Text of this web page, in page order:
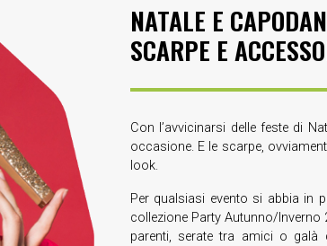
NATALE E
SCARPE E
Con l’avvicinarsi delle feste di
occasione. E le scarpe,
look.
Per qualsiasi evento si abbia in
collezione Party Autunno/
parenti, serate tra amici o galà